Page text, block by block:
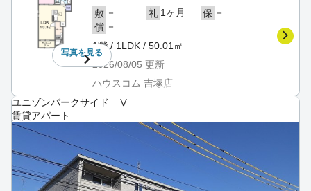
写真を見る
敷 － 礼 1ヶ月 保 －
償 －
1階 / 1LDK / 50.01㎡
2026/08/05 更新
ハウスコム 吉塚店
ユニゾンパークサイド Ⅴ
賃貸アパート